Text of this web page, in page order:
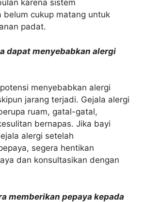
karena sistem
belum cukup matang untuk
padat.
dapat menyebabkan alergi
menyebabkan alergi
jarang terjadi. Gejala alergi
ruam, gatal-gatal,
bernapas. Jika bayi
alergi setelah
segera hentikan
dan konsultasikan dengan
memberikan pepaya kepada